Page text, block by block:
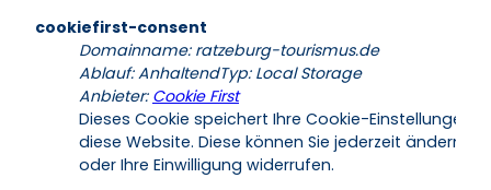
cookiefirst-consent
Domainname: ratzeburg-tourismus.de
Ablauf:AnhaltendTyp: Local Storage
Anbieter: Cookie First
Dieses Cookie speichert Ihre Cookie-Einstellungen
diese Website. Diese können Sie jederzeit ändern
oder Ihre Einwilligung widerrufen.